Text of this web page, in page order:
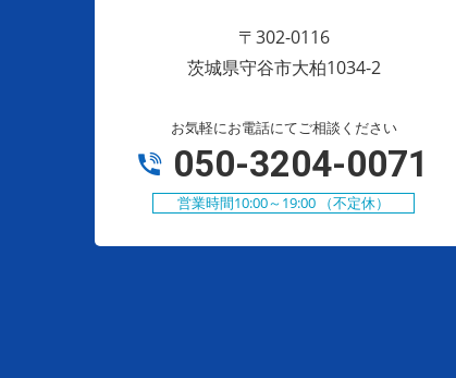
〒302-0116
茨城県守谷市大柏1034-2
お気軽にお電話にてご相談ください
050-3204-0071
営業時間10:00～19:00 （不定休）